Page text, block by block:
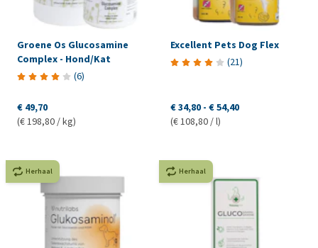
Groene Os Glucosamine
Complex - Hond/Kat
(6)
€ 49,70
(€ 198,80 / kg)
Excellent Pets Dog Flex
(21)
€ 34,80 - € 54,40
(€ 108,80 / l)
Herhaal Herhaal